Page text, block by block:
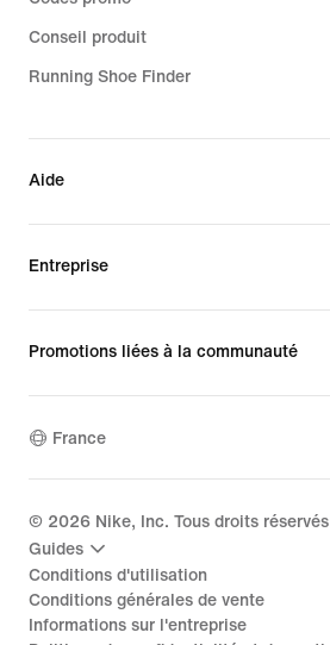
Conseil produit
Running Shoe Finder
Aide
Entreprise
Promotions liées à la communauté
France
© 2026 Nike, Inc. Tous droits réservés
Guides
Conditions d'utilisation
Conditions générales de vente
Informations sur l'entreprise